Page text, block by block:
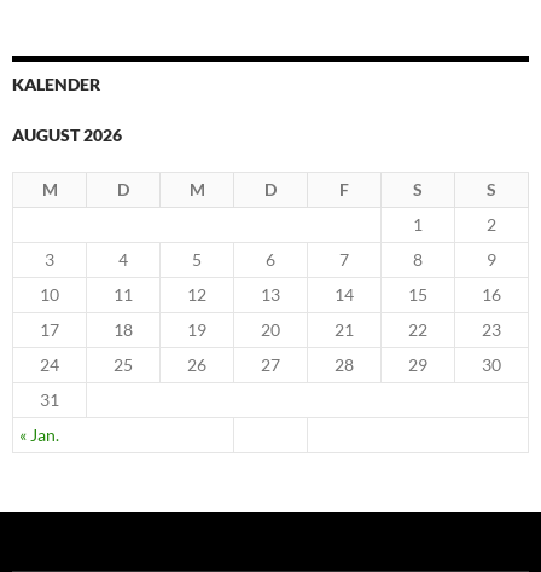
KALENDER
AUGUST 2026
M D M D F S S
« Jan.
1
2
3
4 5 6 7 8
9
10
11 12 13 14 15
16
17
18 19 20 21 22
23
24
25 26 27 28 29
30
31